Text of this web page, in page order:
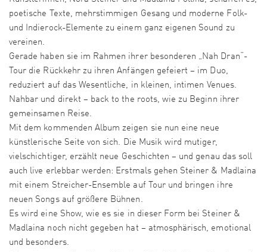
poetische Texte, mehrstimmigen Gesang und moderne Folk-
und Indierock-Elemente zu einem ganz eigenen Sound zu
vereinen.
Gerade haben sie im Rahmen ihrer besonderen „Nah Dran“-
Tour die Rückkehr zu ihren Anfängen gefeiert – im Duo,
reduziert auf das Wesentliche, in kleinen, intimen Venues.
Nahbar und direkt – back to the roots, wie zu Beginn ihrer
gemeinsamen Reise.
Mit dem kommenden Album zeigen sie nun eine neue
künstlerische Seite von sich. Die Musik wird mutiger,
vielschichtiger, erzählt neue Geschichten – und genau das soll
auch live erlebbar werden: Erstmals gehen Steiner & Madlaina
mit einem Streicher-Ensemble auf Tour und bringen ihre
neuen Songs auf größere Bühnen.
Es wird eine Show, wie es sie in dieser Form bei Steiner &
Madlaina noch nicht gegeben hat – atmosphärisch, emotional
und besonders.